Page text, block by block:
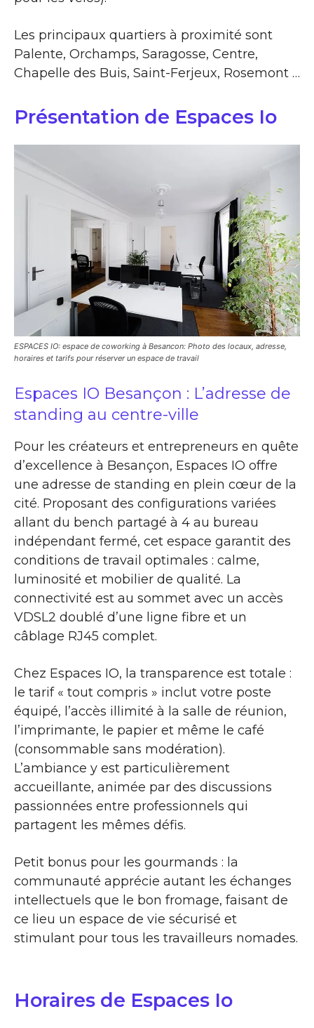
Les principaux quartiers à proximité sont
Palente, Orchamps, Saragosse, Centre,
Chapelle des Buis, Saint-Ferjeux, Rosemont …
Présentation de Espaces Io
ESPACES IO: espace de coworking à Besancon: Photo des locaux, adresse,
horaires et tarifs pour réserver un espace de travail
Espaces IO Besançon : L’adresse de
standing au centre-ville
Pour les créateurs et entrepreneurs en quête
d’excellence à Besançon, Espaces IO offre
une adresse de standing en plein cœur de la
cité. Proposant des configurations variées
allant du bench partagé à 4 au bureau
indépendant fermé, cet espace garantit des
conditions de travail optimales : calme,
luminosité et mobilier de qualité. La
connectivité est au sommet avec un accès
VDSL2 doublé d’une ligne fibre et un
câblage RJ45 complet.
Chez Espaces IO, la transparence est totale :
le tarif « tout compris » inclut votre poste
équipé, l’accès illimité à la salle de réunion,
l’imprimante, le papier et même le café
(consommable sans modération).
L’ambiance y est particulièrement
accueillante, animée par des discussions
passionnées entre professionnels qui
partagent les mêmes défis.
Petit bonus pour les gourmands : la
communauté apprécie autant les échanges
intellectuels que le bon fromage, faisant de
ce lieu un espace de vie sécurisé et
stimulant pour tous les travailleurs nomades.
Horaires de Espaces Io